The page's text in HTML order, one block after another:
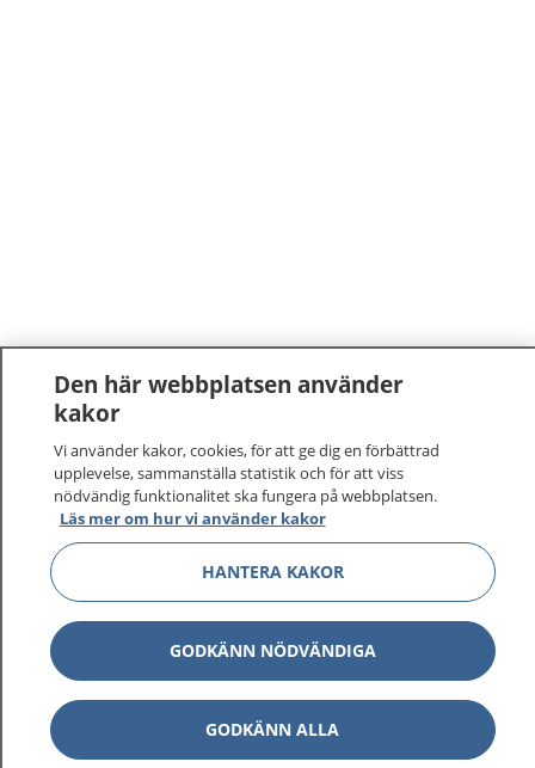
Den här webbplatsen använder
kakor
Vi använder kakor, cookies, för att ge dig en förbättrad
upplevelse, sammanställa statistik och för att viss
nödvändig funktionalitet ska fungera på webbplatsen.
Läs mer om hur vi använder kakor
HANTERA KAKOR
GODKÄNN NÖDVÄNDIGA
GODKÄNN ALLA